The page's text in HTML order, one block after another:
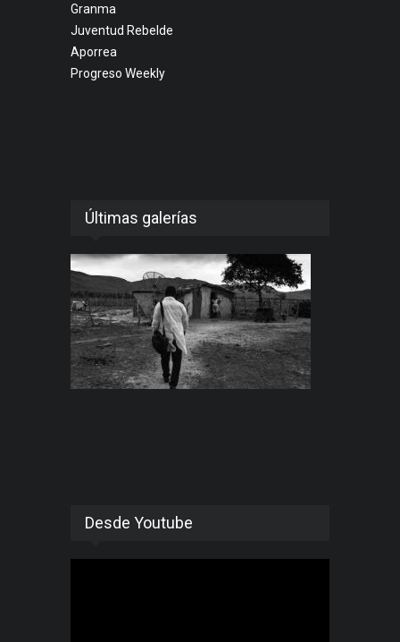
Granma
Juventud Rebelde
Aporrea
Progreso Weekly
Últimas galerías
Desde Youtube